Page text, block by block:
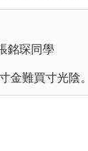
銘琛同學
金難買寸光陰。